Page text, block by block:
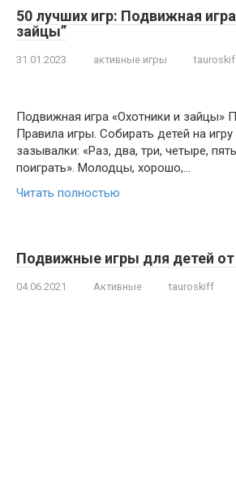
50 лучших игр: Подвижная
зайцы”
31.01.2023 активные игры
Подвижная игра «Охотники и зайцы»
Правила игры. Собирать детей на
зазывалки: «Раз, два, три, четыре,
поиграть». Молодцы, хорошо,…
Читать полностью
Подвижные игры для детей от
04.06.2021 Активные tauroskiff